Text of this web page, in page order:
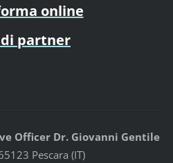
online
partner
Officer Dr. Giovanni Gentile
Pescara (IT)